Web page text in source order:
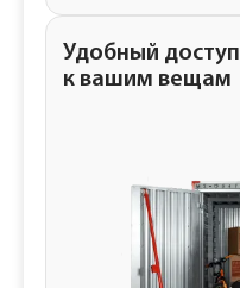
Удобный доступ
к вашим вещам